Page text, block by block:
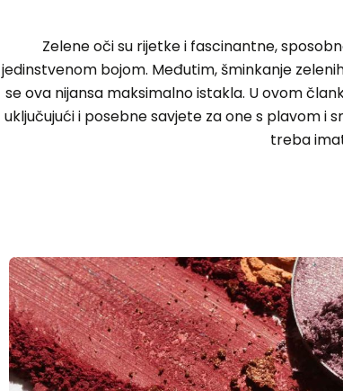
Zelene oči su rijetke i fascinantne,
jedinstvenom bojom. Međutim, šminkanje
se ova nijansa maksimalno istakla. U ovom
uključujući i posebne savjete za one s plavom i
treba